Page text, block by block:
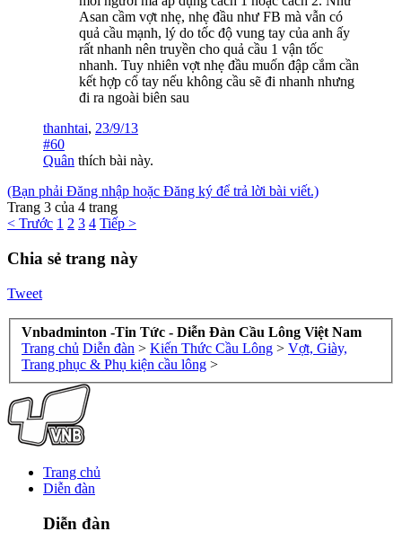
Asan cầm vợt nhẹ, nhẹ đầu như FB mà vẫn có
quả cầu mạnh, lý do tốc độ vung tay của anh ấy
rất nhanh nên truyền cho quả cầu 1 vận tốc
nhanh. Tuy nhiên vợt nhẹ đầu muốn đập cắm cần
kết hợp cổ tay nếu không cầu sẽ đi nhanh nhưng
đi ra ngoài biên sau
thanhtai, 23/9/13
#60
Quân thích bài này.
(Bạn phải Đăng nhập hoặc Đăng ký để trả lời bài viết.)
Trang 3 của 4 trang
< Trước 1 2 3 4 Tiếp >
Chia sẻ trang này
Tweet
Vnbadminton -Tin Tức - Diễn Đàn Cầu Lông Việt Nam
Trang chủ Diễn đàn > Kiến Thức Cầu Lông > Vợt, Giày,
Trang phục & Phụ kiện cầu lông >
Trang chủ
Diễn đàn
Diễn đàn